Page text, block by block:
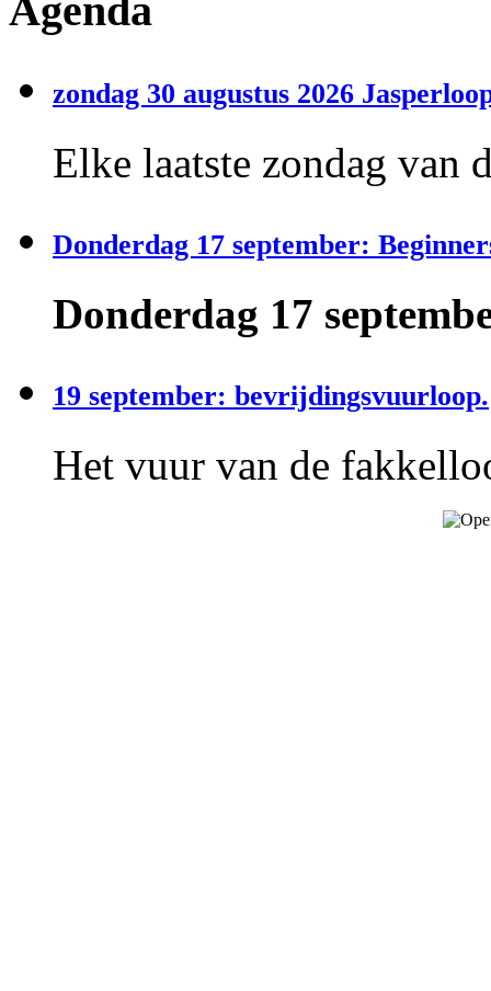
Agenda
zondag 30 augustus 2026
Elke laatste zondag van
Donderdag 17 september:
Donderdag 17
19 september: bevrijdingsvuurloop.
Het vuur van de